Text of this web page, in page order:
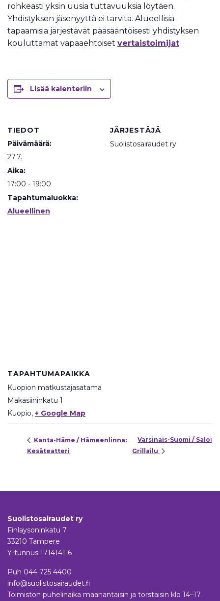
rohkeasti yksin uusia tuttavuuksia löytäen.
Yhdistyksen jäsenyyttä ei tarvita. Alueellisia
tapaamisia järjestävät pääsääntöisesti yhdistyksen
kouluttamat vapaaehtoiset vertaistoimijat.
Lisää kalenteriin
TIEDOT
Päivämäärä:
27.7.
Aika:
17:00 - 19:00
Tapahtumaluokka:
Alueellinen
JÄRJESTÄJÄ
Suolistosairaudet ry
TAPAHTUMAPAIKKA
Kuopion matkustajasatama
Makasiininkatu 1
Kuopio, + Google Map
Kanta-Häme / Hämeenlinna:
Kesäteatteri
Varsinais-Suomi / Salo:
Grillailu
Suolistosairaudet ry
Finlaysoninkatu 7
33210 Tampere
Y-tunnus 1714141-6
Puh 044 725 4400
info@suolistosairaudet.fi
Toimiston puhelinaika maanantaisin ja torstaisin klo 14–17.